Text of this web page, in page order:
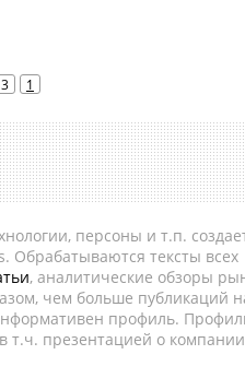
1
персоны и т.п.
Обрабатываются тексты всех
, аналитические обзоры
чем больше публикаций
профиль.
т.ч. презентацией о